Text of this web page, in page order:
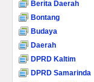
Berita Daerah
Bontang
Budaya
Daerah
DPRD Kaltim
DPRD Samarinda